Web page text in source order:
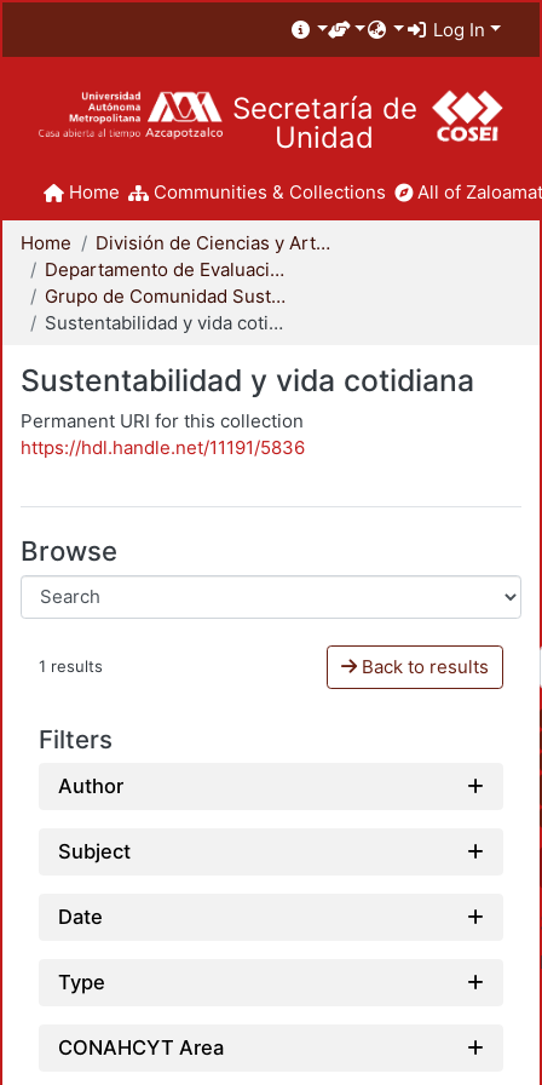
Log In
Secretaría de
Unidad
Home Communities & Collections All of
Home
División de Ciencias y Artes para el Diseño
Departamento de Evaluación del Diseño en el Tiempo
Grupo de Comunidad Sustentable
Sustentabilidad y vida cotidiana
Sustentabilidad y vida cotidiana
Permanent URI for this collection
https://hdl.handle.net/11191/5836
Browse
1 results Back to results
Filters
Author
Subject
Date
Type
CONAHCYT Area